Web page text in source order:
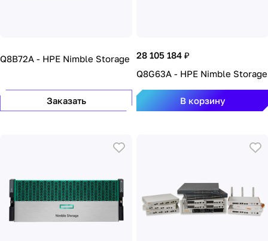
Q8B72A - HPE Nimble Storage
Заказать
28 105 184 ₽
Q8G63A - HPE Nimble Storage
В корзину